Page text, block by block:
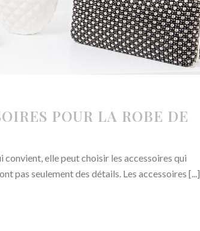
POUR LA ROBE DE
elle peut choisir les accessoires qui
pas seulement des détails. Les accessoires [...]